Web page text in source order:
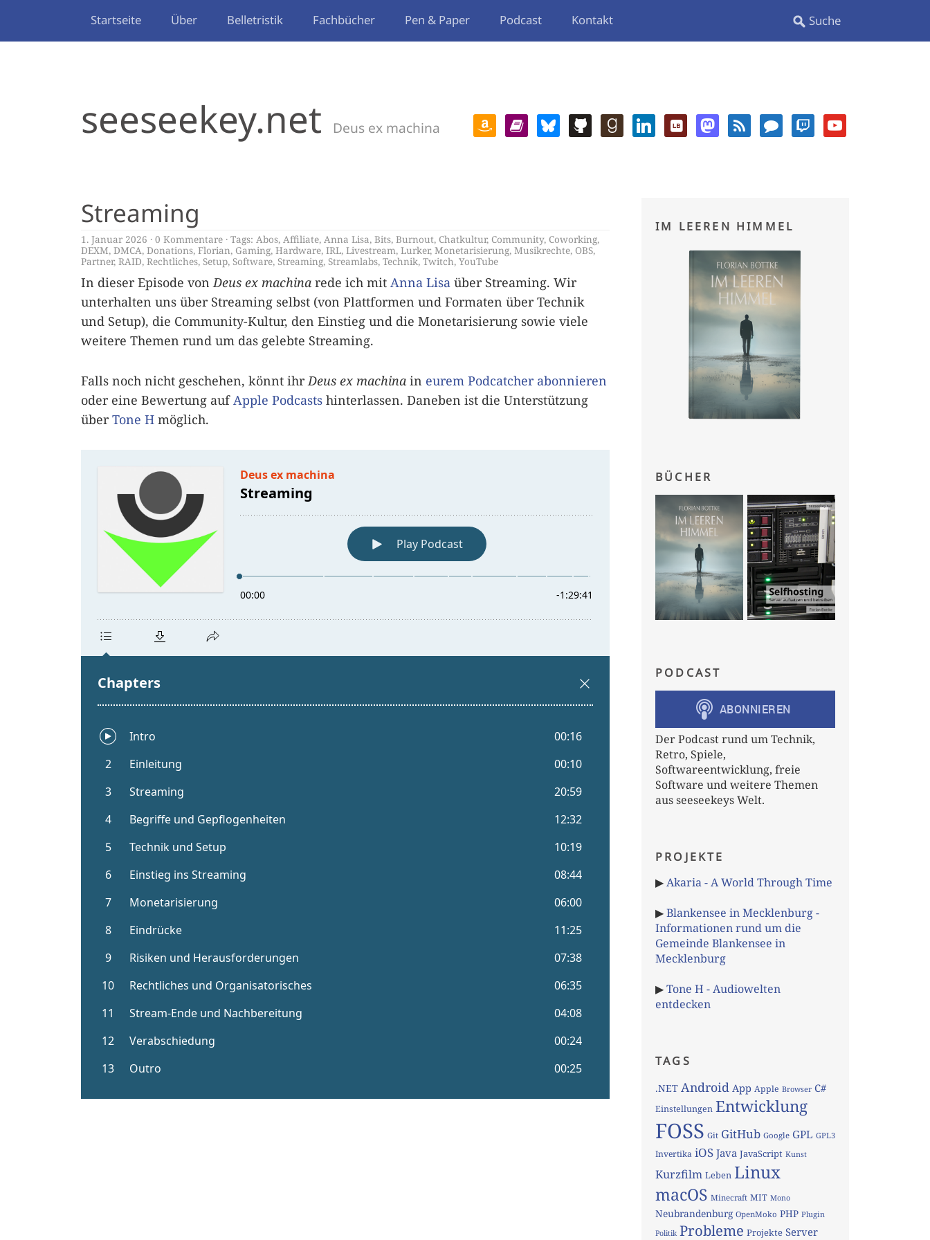
Startseite Über Belletristik Fachbücher Pen & Paper Podcast Kontakt
seeseekey.net Deus ex machina
Streaming
1. Januar 2026 0 Kommentare Tags: Abos, Affiliate, Anna Lisa, Bits, Burnout, Chatkultur, Community, Coworking,
DEXM, DMCA, Donations, Florian, Gaming, Hardware, IRL, Livestream, Lurker, Monetarisierung, Musikrechte, OBS,
Partner, RAID, Rechtliches, Setup, Software, Streaming, Streamlabs, Technik, Twitch, YouTube
In dieser Episode vonDeus ex machina rede ich mit Anna Lisa über Streaming. Wir
unterhalten uns über Streaming selbst (von Plattformen und Formaten über Technik
und Setup), die Community-Kultur, den Einstieg und die Monetarisierung sowie viele
weitere Themen rund um das gelebte Streaming.
Falls noch nicht geschehen, könnt ihrDeus ex machina in eurem Podcatcher abonnieren
oder eine Bewertung aufApple Podcasts hinterlassen. Daneben ist die Unterstützung
überTone H möglich.
IM LEEREN HIMMEL
BÜCHER
PODCAST
Der Podcast rund um Technik,
Retro, Spiele,
Softwareentwicklung, freie
Software und weitere Themen
aus seeseekeys Welt.
PROJEKTE
▶Akaria - A World Through Time
▶Blankensee in Mecklenburg -
Informationen rund um die
Gemeinde Blankensee in
Mecklenburg
▶Tone H - Audiowelten
entdecken
TAGS
.NET Android App Apple Browser C#
Einstellungen Entwicklung
FOSS Git GitHub Google GPL GPL3
Invertika iOS Java JavaScript Kunst
Kurzfilm Leben Linux
macOS Minecraft MIT Mono
Neubrandenburg OpenMoko PHP Plugin
Politik Probleme Projekte Server